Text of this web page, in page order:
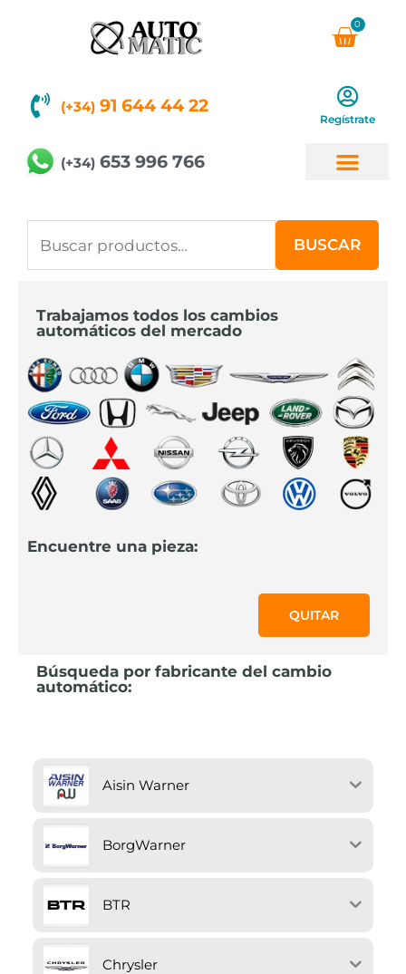
0
(+34) 91 644 44 22
Regístrate
(+34) 653 996 766
por:
BUSCAR
Trabajamos todos los cambios
automáticos del mercado
Encuentre una pieza:
QUITAR
Búsqueda por fabricante del cambio
automático:
Aisin Warner
BorgWarner
BTR
Chrysler